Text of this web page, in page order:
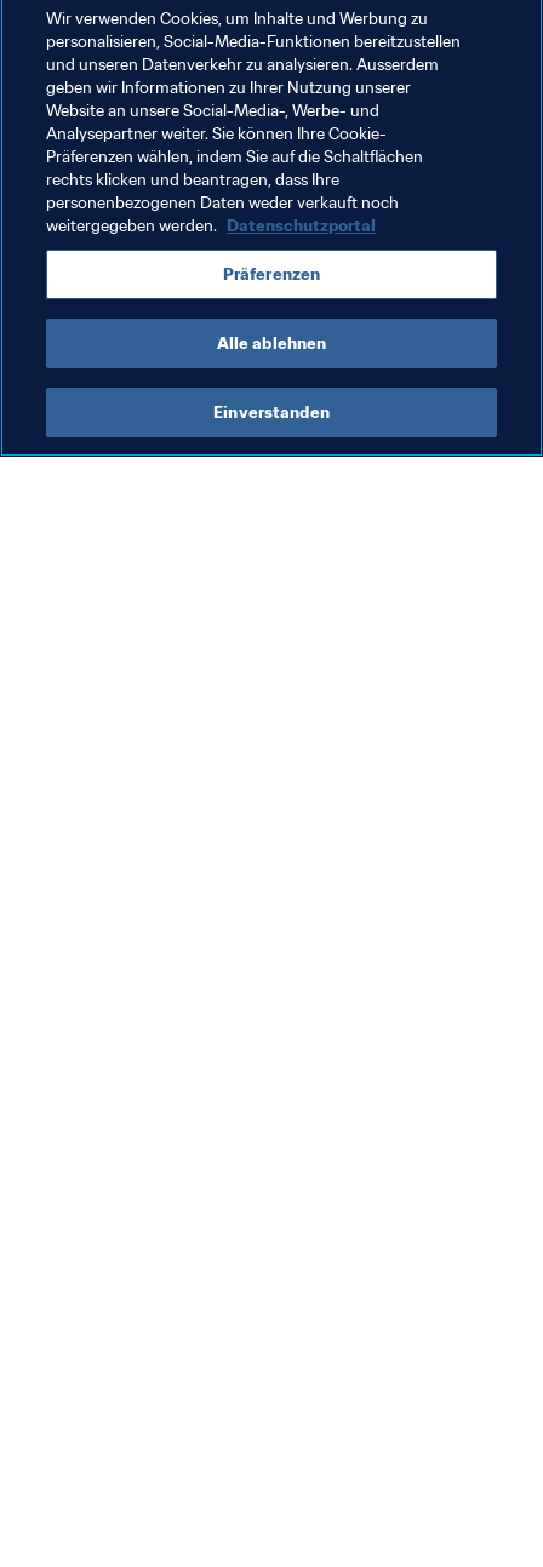
exklusiven Visa-Vorverkauf unter FIFA.com/tickets
Verwandte Themen
Organisation von Turnieren Organisation
Organisation Seychelles CAF
FIFA Beach Soccer World Cup
Seychelles 2025™
Wir verwenden Cookies, um Inhalte und Werbung zu
personalisieren, Social-Media-Funktionen bereitzustellen
und unseren Datenverkehr zu analysieren. Ausserdem
geben wir Informationen zu Ihrer Nutzung unserer
Website an unsere Social-Media-, Werbe- und
Analysepartner weiter. Sie können Ihre Cookie-
Präferenzen wählen, indem Sie auf die Schaltflächen
rechts klicken und beantragen, dass Ihre
personenbezogenen Daten weder verkauft noch
weitergegeben werden. Datenschutzportal
Präferenzen
Alle ablehnen
Einverstanden